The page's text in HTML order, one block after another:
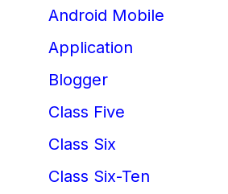
Android Mobile
Application
Blogger
Class Five
Class Six
Class Six-Ten